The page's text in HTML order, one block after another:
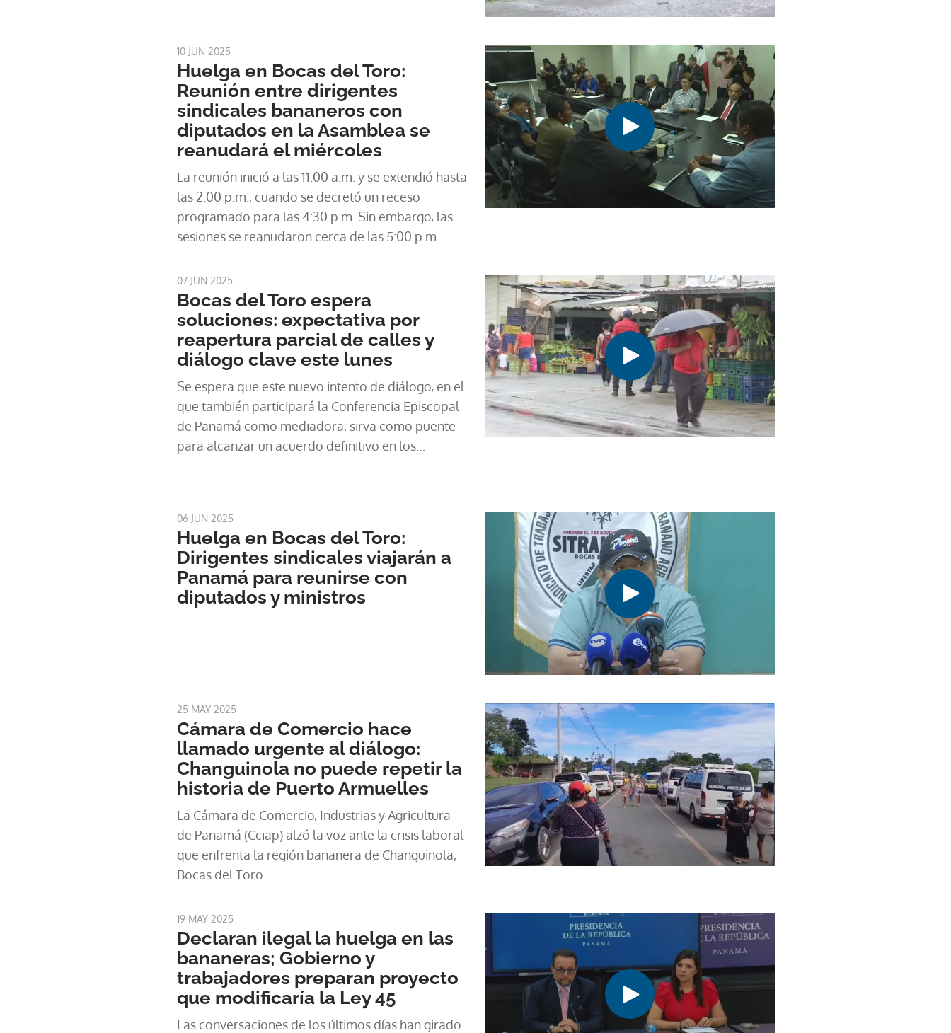
10 JUN 2025
Huelga en Bocas del Toro:
Reunión entre dirigentes
sindicales bananeros con
diputados en la Asamblea se
reanudará el miércoles
La reunión inició a las 11:00 a.m. y se extendió hasta
las 2:00 p.m., cuando se decretó un receso
programado para las 4:30 p.m. Sin embargo, las
sesiones se reanudaron cerca de las 5:00 p.m.
07 JUN 2025
Bocas del Toro espera
soluciones: expectativa por
reapertura parcial de calles y
diálogo clave este lunes
Se espera que este nuevo intento de diálogo, en el
que también participará la Conferencia Episcopal
de Panamá como mediadora, sirva como puente
para alcanzar un acuerdo definitivo en los
06 JUN 2025
Huelga en Bocas del Toro:
Dirigentes sindicales viajarán a
Panamá para reunirse con
diputados y ministros
25 MAY 2025
Cámara de Comercio hace
llamado urgente al diálogo:
Changuinola no puede repetir la
historia de Puerto Armuelles
La Cámara de Comercio, Industrias y Agricultura
de Panamá (Cciap) alzó la voz ante la crisis laboral
que enfrenta la región bananera de Changuinola,
Bocas del Toro.
19 MAY 2025
Declaran ilegal la huelga en las
bananeras; Gobierno y
trabajadores preparan proyecto
que modificaría la Ley 45
Las conversaciones de los últimos días han girado